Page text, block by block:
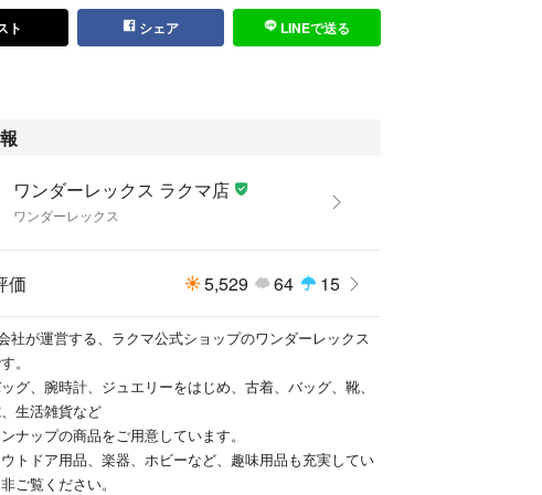
ト シェア LINEで送る
ワンダーレックス ラクマ店
ワンダーレックス
価 5,529 64 15
社が運営する、ラクマ公式ショップのワンダーレックス
。
グ、腕時計、ジュエリーをはじめ、古着、バッグ、靴、
生活雑貨など
ナップの商品をご用意しています。
トドア用品、楽器、ホビーなど、趣味用品も充実してい
ご覧ください。